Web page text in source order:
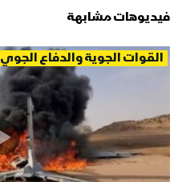
فيديوهات مشابهة
القوات الجوية والدفاع الجوي